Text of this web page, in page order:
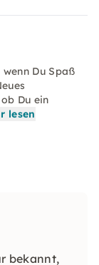
Du Spaß
Du ein
lesen
bekannt,